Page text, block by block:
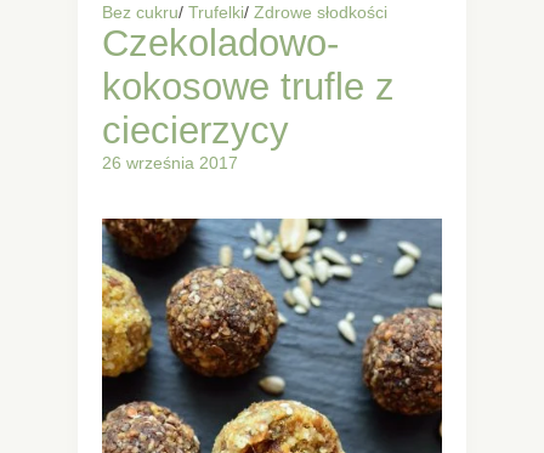
Bez cukru/ Trufelki/ Zdrowe słodkości
Czekoladowo-
kokosowe trufle z
ciecierzycy
26 września 2017